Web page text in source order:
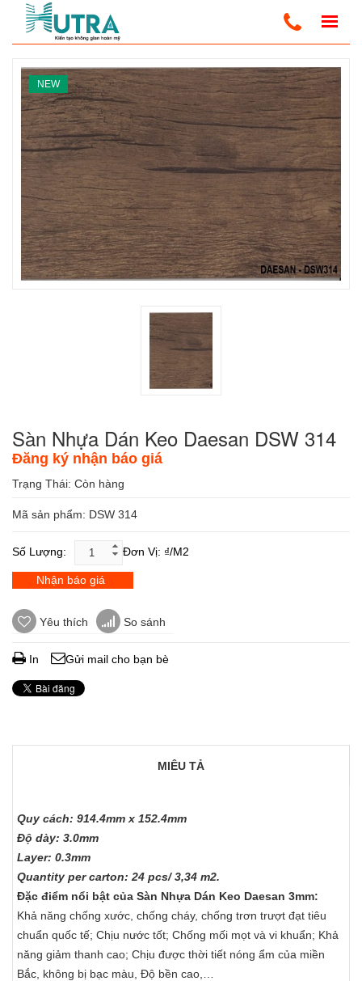
Trang Chủ Sàn Nhựa Trong Nhà Sàn Nhựa Daesan
NEW
Sàn Nhựa Dán Keo Daesan DSW 314
Đăng ký nhận báo giá
Trạng Thái: Còn hàng
Mã sản phẩm: DSW 314
Số Lượng: Đơn Vị: ₫/m2
Nhận báo giá
Yêu thích So sánh
In Gửi mail cho bạn bè
MIÊU TẢ
Quy cách: 914.4mm x 152.4mm
Độ dày: 3.0mm
Layer: 0.3mm
Quantity per carton: 24 pcs/ 3,34 m2.
Đặc điểm nổi bật của Sàn Nhựa Dán Keo Daesan 3mm:
Khả năng chống xước, chống cháy, chống trơn trượt đạt tiêu
chuẩn quốc tế; Chịu nước tốt; Chống mối mọt và vi khuẩn; Khả
năng giảm thanh cao; Chịu được thời tiết nóng ẩm của miền
Bắc, không bị bạc màu, Độ bền cao,…